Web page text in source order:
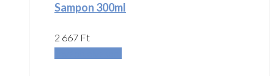
Sampon 300ml
2 667 Ft